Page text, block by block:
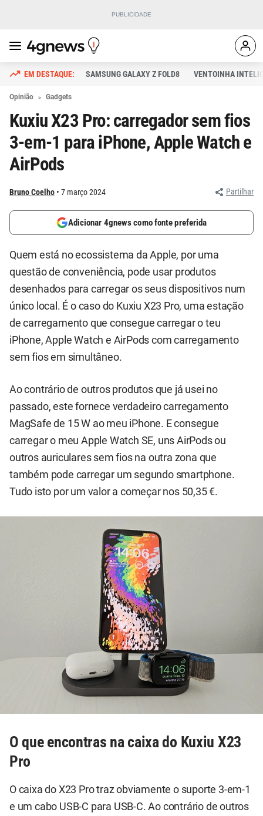
SAMSUNG GALAXY Z FOLD8 VENTOINHA
Opinião Gadgets
Kuxiu X23 Pro: carregador sem fios
3-em-1 para iPhone, Apple Watch e
AirPods
Bruno Coelho 7 março 2024 Partilhar
Adicionar 4gnews como fonte preferida
Quem está no ecossistema da Apple, por uma
questão de conveniência, pode usar produtos
desenhados para carregar os seus dispositivos num
único local. É o caso do Kuxiu X23 Pro, uma estação
de carregamento que consegue carregar o teu
iPhone, Apple Watch e AirPods com carregamento
sem fios em simultâneo.
Ao contrário de outros produtos que já usei no
passado, este fornece verdadeiro carregamento
MagSafe de 15 W ao meu iPhone. E consegue
carregar o meu Apple Watch SE, uns AirPods ou
outros auriculares sem fios na outra zona que
também pode carregar um segundo smartphone.
Tudo isto por um valor a começar nos 50,35 €.
O que encontras na caixa do Kuxiu X23
Pro
O caixa do X23 Pro traz obviamente o suporte 3-em-1
e um cabo USB-C para USB-C. Ao contrário de outros